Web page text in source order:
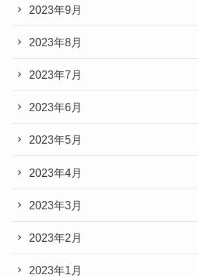
2023年9月
2023年8月
2023年7月
2023年6月
2023年5月
2023年4月
2023年3月
2023年2月
2023年1月